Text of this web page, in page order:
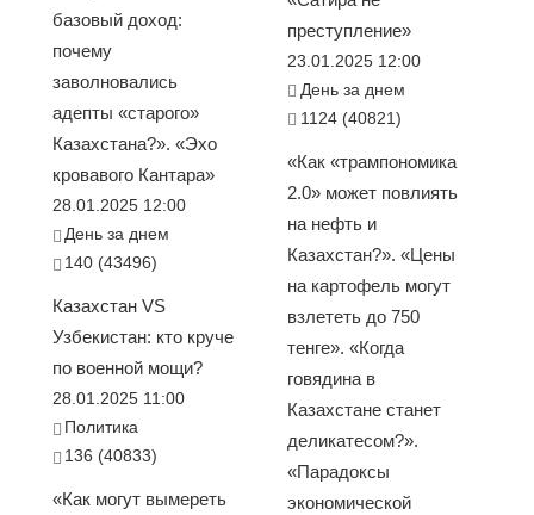
базовый доход:
почему
заволновались
адепты «старого»
Казахстана?». «Эхо
кровавого Кантара»
28.01.2025 12:00
День за днем
140 (43496)
Казахстан VS
Узбекистан: кто круче
по военной мощи?
28.01.2025 11:00
Политика
136 (40833)
«Как могут вымереть
преступление»
23.01.2025 12:00
День за днем
1124 (40821)
«Как «трампономика
2.0» может повлиять
на нефть и
Казахстан?». «Цены
на картофель могут
взлететь до 750
тенге». «Когда
говядина в
Казахстане станет
деликатесом?».
«Парадоксы
экономической